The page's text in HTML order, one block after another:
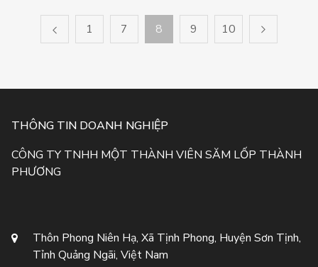
1 7 8 9 10
THÔNG TIN DOANH NGHIỆP
CÔNG TY TNHH MỘT THÀNH VIÊN SĂM LỐP THÀNH
PHƯƠNG
Thôn Phong Niên Hạ, Xã Tịnh Phong, Huyện Sơn Tịnh,
Tỉnh Quảng Ngãi, Việt Nam